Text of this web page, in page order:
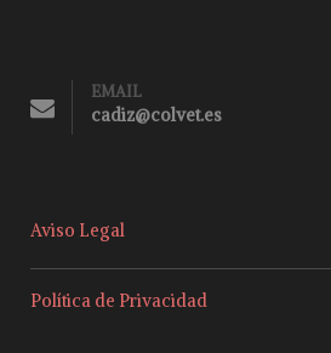
EMAIL
cadiz@colvet.es
Aviso Legal
Política de Privacidad